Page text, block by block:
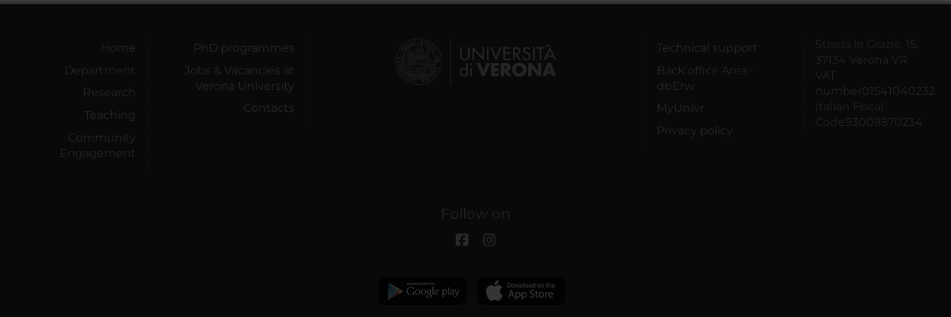
Home
Department
Research
Teaching
Community
Engagement
PhD programmes
Jobs & Vacancies at
Verona University
Contacts
Technical support
Back office Area -
dbErw
MyUnivr
Privacy policy
Strada le Grazie, 15,
37134 Verona VR
VAT
number01541040232
Italian Fiscal
Code93009870234
Follow on